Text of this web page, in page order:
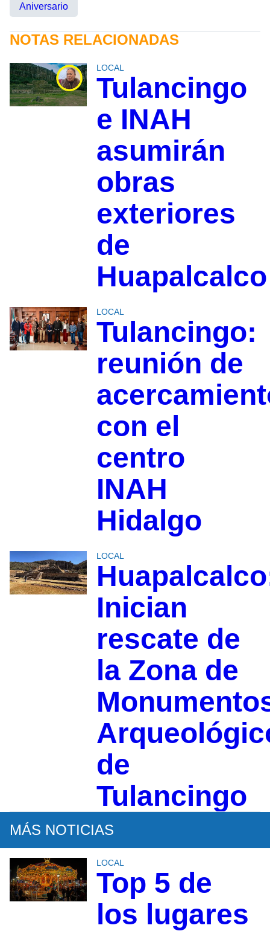
Aniversario
NOTAS RELACIONADAS
LOCAL
Tulancingo
e INAH
asumirán
obras
exteriores
de
Huapalcalco
LOCAL
Tulancingo:
reunión de
con el
centro
INAH
Hidalgo
LOCAL
Inician
rescate de
la Zona de
de
Tulancingo
MÁS NOTICIAS
LOCAL
Top 5 de
los lugares